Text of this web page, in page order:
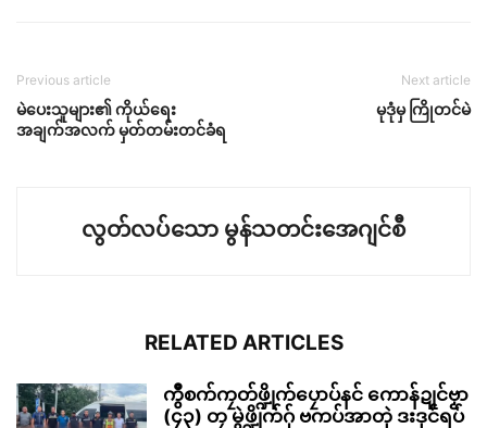
Previous article
မဲပေးသူများ၏ ကိုယ်ရေး
အချက်အလက် မှတ်တမ်းတင်ခံရ
Next article
မုဒုံမှ ကြိုတင်မဲ
လွတ်လပ်သော မွန်သတင်းအေဂျင်စီ
RELATED ARTICLES
ကွဳစက်ကၠတ်ဖ္ဍိုက်ပၠောပ်နင် ကောန်ဍုင်ဗၟာ
(၄၃) တၠ မွဲဖ္ဍိုက်ဂှ် ဗကပ်အာတုဲ ဒးဒုင်ရပ်